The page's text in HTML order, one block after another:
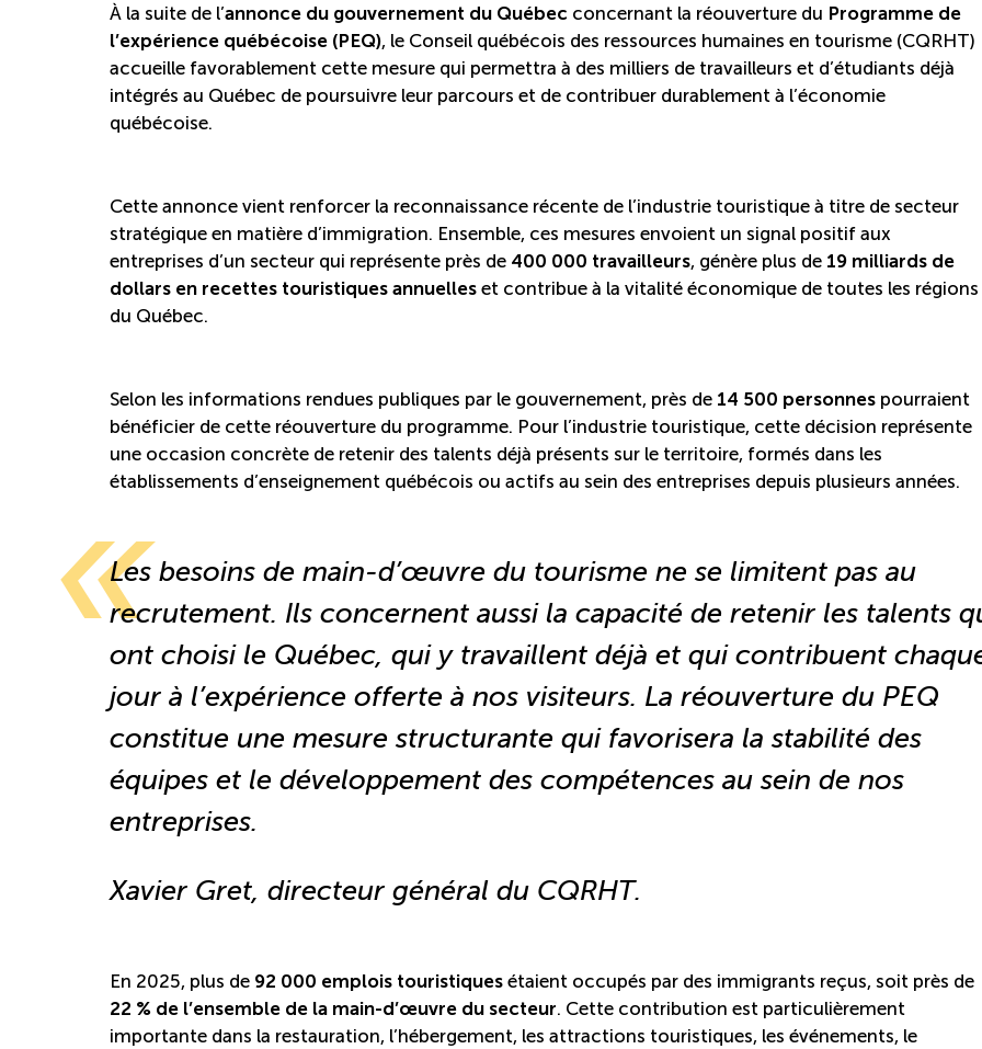
À la suite de l’annonce du gouvernement du Québec concernant la réouverture du Programme de
l’expérience québécoise (PEQ), le Conseil québécois des ressources humaines en tourisme (CQRHT)
accueille favorablement cette mesure qui permettra à des milliers de travailleurs et d’étudiants déjà
intégrés au Québec de poursuivre leur parcours et de contribuer durablement à l’économie
québécoise.
Cette annonce vient renforcer la reconnaissance récente de l’industrie touristique à titre de secteur
stratégique en matière d’immigration. Ensemble, ces mesures envoient un signal positif aux
entreprises d’un secteur qui représente près de 400 000 travailleurs, génère plus de 19 milliards de
dollars en recettes touristiques annuelles et contribue à la vitalité économique de toutes les régions
du Québec.
Selon les informations rendues publiques par le gouvernement, près de 14 500 personnes pourraient
bénéficier de cette réouverture du programme. Pour l’industrie touristique, cette décision représente
une occasion concrète de retenir des talents déjà présents sur le territoire, formés dans les
établissements d’enseignement québécois ou actifs au sein des entreprises depuis plusieurs années.
Les besoins de main-d’œuvre du tourisme ne se limitent pas au
recrutement. Ils concernent aussi la capacité de retenir les talents
ont choisi le Québec, qui y travaillent déjà et qui contribuent
jour à l’expérience offerte à nos visiteurs. La réouverture du PEQ
constitue une mesure structurante qui favorisera la stabilité des
équipes et le développement des compétences au sein de nos
entreprises.
Xavier Gret, directeur général du CQRHT.
En 2025, plus de 92 000 emplois touristiques étaient occupés par des immigrants reçus, soit près de
22 % de l’ensemble de la main-d’œuvre du secteur. Cette contribution est particulièrement
importante dans la restauration, l’hébergement, les attractions touristiques, les événements, le